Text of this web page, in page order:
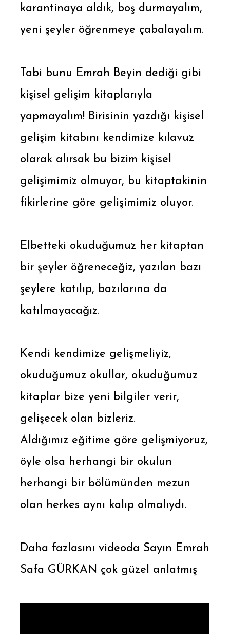
karantinaya aldık, boş durmayalım,
yeni şeyler öğrenmeye çabalayalım.
Tabi bunu Emrah Beyin dediği gibi
kişisel gelişim kitaplarıyla
yapmayalım! Birisinin yazdığı kişisel
gelişim kitabını kendimize kılavuz
olarak alırsak bu bizim kişisel
gelişimimiz olmuyor, bu kitaptakinin
fikirlerine göre gelişimimiz oluyor.
Elbetteki okuduğumuz her kitaptan
bir şeyler öğreneceğiz, yazılan bazı
şeylere katılıp, bazılarına da
katılmayacağız.
Kendi kendimize gelişmeliyiz,
okuduğumuz okullar, okuduğumuz
kitaplar bize yeni bilgiler verir,
gelişecek olan bizleriz.
Aldığımız eğitime göre gelişmiyoruz,
öyle olsa herhangi bir okulun
herhangi bir bölümünden mezun
olan herkes aynı kalıp olmalıydı.
Daha fazlasını videoda Sayın Emrah
Safa GÜRKAN çok güzel anlatmış